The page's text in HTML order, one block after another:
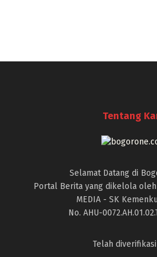
Tentang
Selamat Datang di
Portal Berita yang dikelola oleh
MEDIA - SK
No. AHU-
Telah